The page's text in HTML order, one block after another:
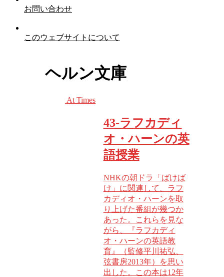
お問い合わせ
このウェブサイトについて
ヘルン文庫
At Times
43-ラフカディ
オ・ハーンの英
語授業
NHKの朝ドラ「ばけば
け」に関連して、ラフ
カディオ・ハーンを取
り上げた番組が幾つか
あった。これらを見な
がら、『ラフカディ
オ・ハーンの英語教
育』（監修平川祐弘、
弦書房2013年）を思い
出した。この本は12年